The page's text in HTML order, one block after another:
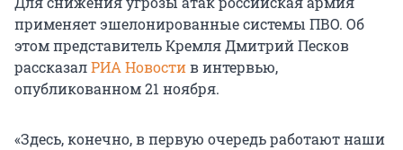
применяет эшелонированные системы ПВО. Об
этом представитель Кремля Дмитрий Песков
рассказалРИА Новостив интервью,
опубликованном 21 ноября.
«Здесь, конечно, в первую очередь работают наши